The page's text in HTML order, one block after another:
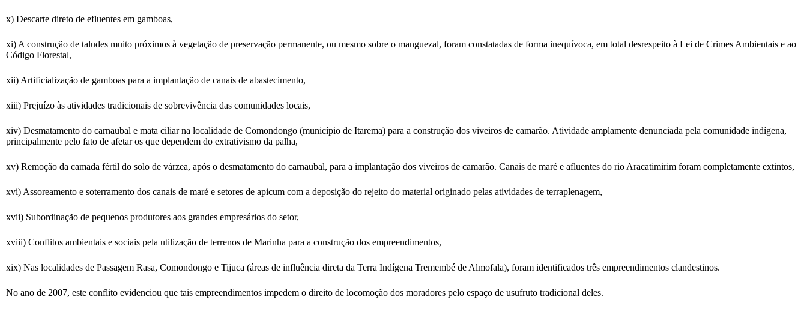
x) Descarte direto de efluentes em gamboas,
xi) A construção de taludes muito próximos à vegetação de preservação permanente, ou mesmo sobre o manguezal, foram constatadas de forma inequívoca, em total desrespeito à Lei de Crimes Ambientais e ao
Código Florestal,
xii) Artificialização de gamboas para a implantação de canais de abastecimento,
xiii) Prejuízo às atividades tradicionais de sobrevivência das comunidades locais,
xiv) Desmatamento do carnaubal e mata ciliar na localidade de Comondongo (município de Itarema) para a construção dos viveiros de camarão. Atividade amplamente denunciada pela comunidade indígena,
principalmente pelo fato de afetar os que dependem do extrativismo da palha,
xv) Remoção da camada fértil do solo de várzea, após o desmatamento do carnaubal, para a implantação dos viveiros de camarão. Canais de maré e afluentes do rio Aracatimirim foram completamente extintos,
xvi) Assoreamento e soterramento dos canais de maré e setores de apicum com a deposição do rejeito do material originado pelas atividades de terraplenagem,
xvii) Subordinação de pequenos produtores aos grandes empresários do setor,
xviii) Conflitos ambientais e sociais pela utilização de terrenos de Marinha para a construção dos empreendimentos,
xix) Nas localidades de Passagem Rasa, Comondongo e Tijuca (áreas de influência direta da Terra Indígena Tremembé de Almofala), foram identificados três empreendimentos clandestinos.
No ano de 2007, este conflito evidenciou que tais empreendimentos impedem o direito de locomoção dos moradores pelo espaço de usufruto tradicional deles.